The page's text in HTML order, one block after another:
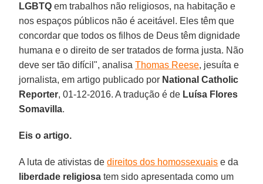
LGBTQ em trabalhos não religiosos, na habitação e
nos espaços públicos não é aceitável. Eles têm que
concordar que todos os filhos de Deus têm dignidade
humana e o direito de ser tratados de forma justa. Não
deve ser tão difícil", analisaThomas Reese, jesuíta e
jornalista, em artigo publicado por National Catholic
Reporter, 01-12-2016. A tradução é de Luísa Flores
Somavilla.
Eis o artigo.
A luta de ativistas dedireitos dos homossexuais e da
liberdade religiosa tem sido apresentada como um